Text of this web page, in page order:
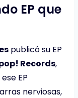
EP que
publicó su EP
Records,
EP
nerviosas,